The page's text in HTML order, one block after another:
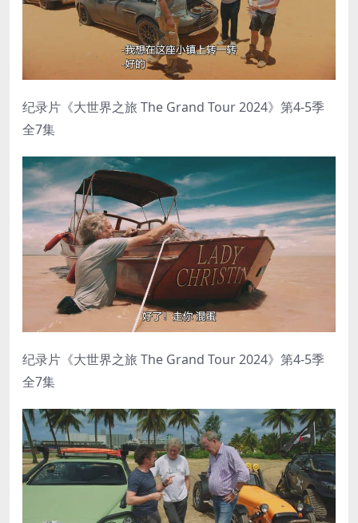
纪录片《大世界之旅 The Grand Tour 2024》第4-5季
全7集
纪录片《大世界之旅 The Grand Tour 2024》第4-5季
全7集